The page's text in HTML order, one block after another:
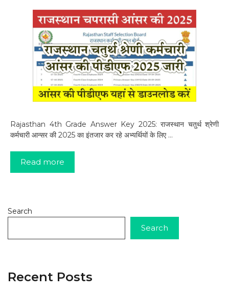
Rajasthan 4th Grade Answer Key 2025: राजस्थान चतुर्थ श्रेणी
कर्मचारी आन्सर की 2025 का इंतजार कर रहे अभ्यर्थियों के लिए …
Read more
Search
Search
Recent Posts